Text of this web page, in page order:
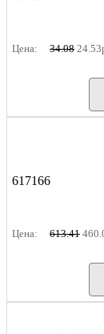
Цена: 34.08
617166
Цена: 613.41